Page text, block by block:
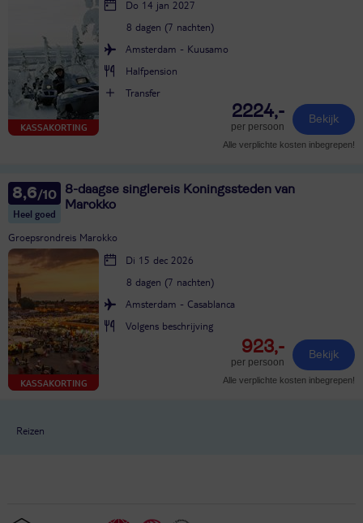
KASSAKORTING
Do 14 jan 2027
8 dagen (7 nachten)
Amsterdam - Kuusamo
Halfpension
Transfer
2224,-
per persoon
Bekijk
Alle verplichte kosten inbegrepen!
8,6
Heel goed
8-daagse singlereis Koningssteden van
Marokko
Groepsrondreis Marokko
KASSAKORTING
Di 15 dec 2026
8 dagen (7 nachten)
Amsterdam - Casablanca
Volgens beschrijving
923,-
per persoon
Bekijk
Alle verplichte kosten inbegrepen!
Reizen